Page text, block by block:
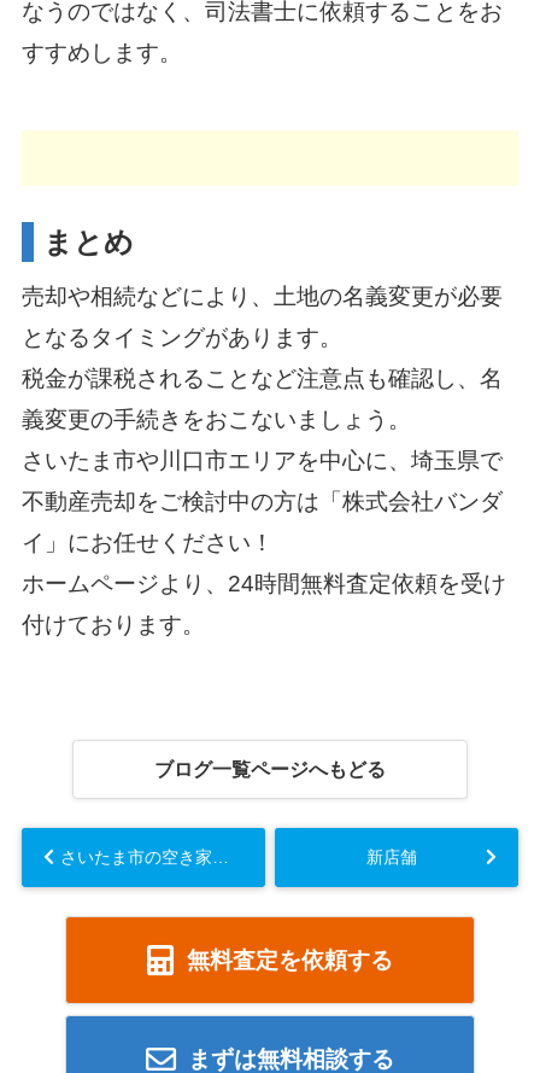
なうのではなく、司法書士に依頼することをお
すすめします。
まとめ
売却や相続などにより、土地の名義変更が必要
となるタイミングがあります。
税金が課税されることなど注意点も確認し、名
義変更の手続きをおこないましょう。
さいたま市や川口市エリアを中心に、埼玉県で
不動産売却をご検討中の方は「株式会社バンダ
イ」にお任せください！
ホームページより、24時間無料査定依頼を受け
付けております。
ブログ一覧ページへもどる
新店舗
無料査定を依頼する
まずは無料相談する